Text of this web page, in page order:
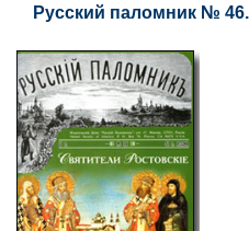
Русский паломник №